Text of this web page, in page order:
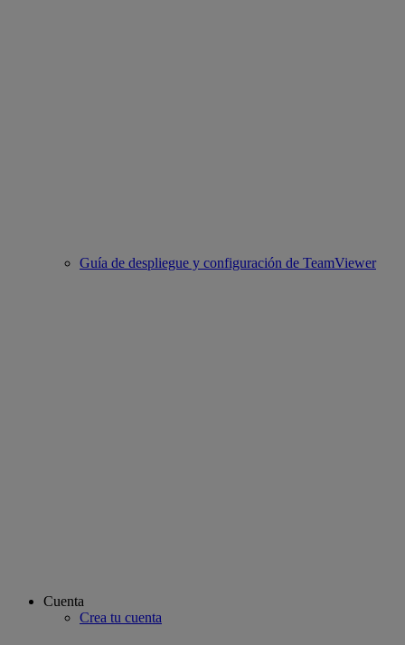
Guía de despliegue y configuración de TeamViewer
Cuenta
Crea tu cuenta